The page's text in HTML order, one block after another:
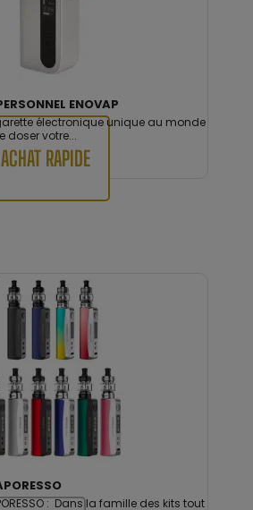
ENOVAP
électronique unique au monde
doser votre...
ACHAT RAPIDE
: Dans la famille des kits tout